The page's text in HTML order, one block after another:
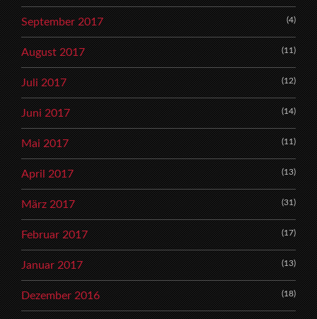
September 2017 (4)
August 2017 (11)
Juli 2017 (12)
Juni 2017 (14)
Mai 2017 (11)
April 2017 (13)
März 2017 (31)
Februar 2017 (17)
Januar 2017 (13)
Dezember 2016 (18)